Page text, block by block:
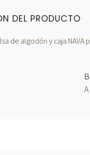
DEL PRODUCTO
de algodón y caja NAVA